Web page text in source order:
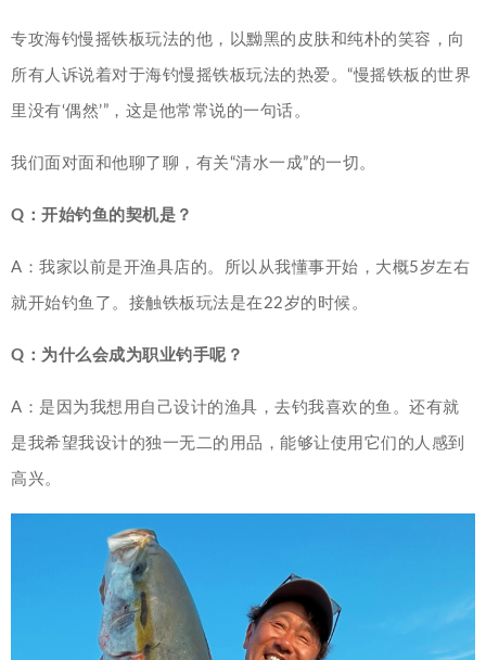
专攻海钓慢摇铁板玩法的他，以黝黑的皮肤和纯朴的笑容，向
所有人诉说着对于海钓慢摇铁板玩法的热爱。“慢摇铁板的世界
里没有‘偶然’”，这是他常常说的一句话。
我们面对面和他聊了聊，有关“清水一成”的一切。
Q：开始钓鱼的契机是？
A：我家以前是开渔具店的。所以从我懂事开始，大概5岁左右
就开始钓鱼了。接触铁板玩法是在22岁的时候。
Q：为什么会成为职业钓手呢？
A：是因为我想用自己设计的渔具，去钓我喜欢的鱼。还有就
是我希望我设计的独一无二的用品，能够让使用它们的人感到
高兴。